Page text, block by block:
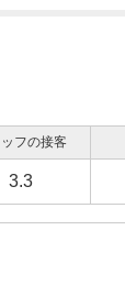
フの接客
3.3